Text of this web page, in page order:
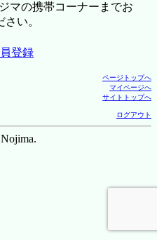
マの携帯コーナーまでお
さい。
登録
ページトップへ
マイページへ
サイトトップへ
ログアウト